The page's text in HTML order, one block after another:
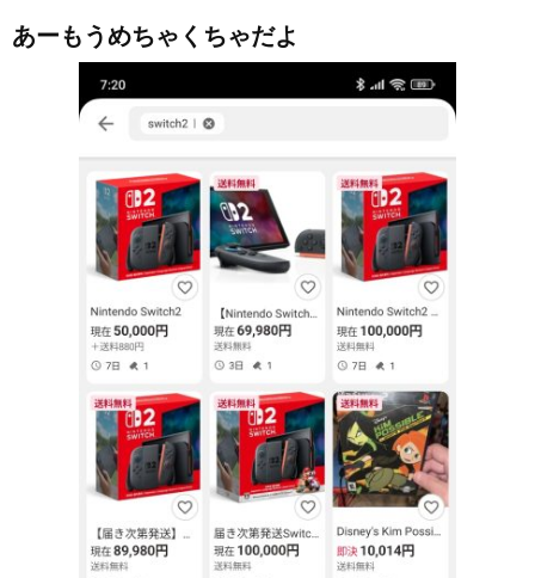
あーもうめちゃくちゃだよ